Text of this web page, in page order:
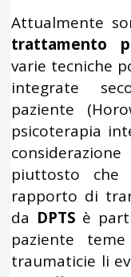
Attualmente
trattamento
varie tecniche
integrate
paziente
psicoterapia
piuttosto
rapporto di
da DPTS è
paziente
traumaticie li